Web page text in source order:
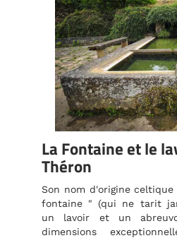
La Fontaine et le
Théron
Son nom d'origine
fontaine " (qui ne tarit
un lavoir et un
dimensions